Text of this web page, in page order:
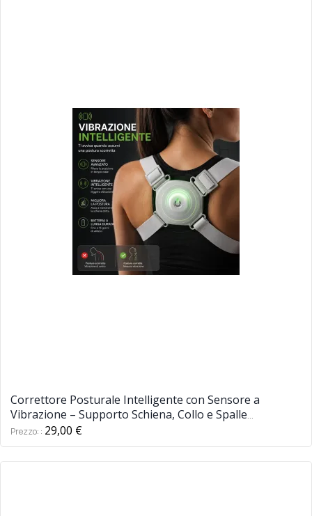
Correttore Posturale Intelligente con Sensore a
Vibrazione – Supporto Schiena, Collo e Spalle
Regolabile USB
Prezzo: 29,00 €